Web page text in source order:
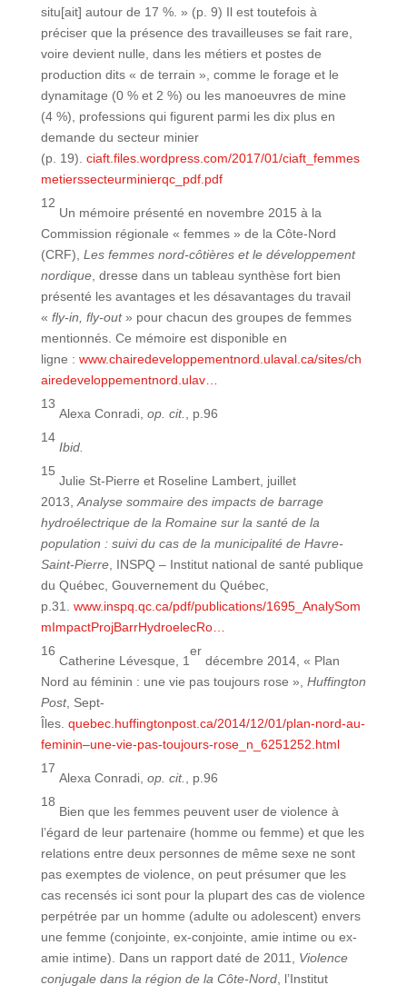
situ[ait] autour de 17 %. » (p. 9) Il est toutefois à
préciser que la présence des travailleuses se fait rare,
voire devient nulle, dans les métiers et postes de
production dits « de terrain », comme le forage et le
dynamitage (0 % et 2 %) ou les manoeuvres de mine
(4 %), professions qui figurent parmi les dix plus en
demande du secteur minier
(p. 19). ciaft.files.wordpress.com/2017/01/ciaft_femmes
metierssecteurminierqc_pdf.pdf
12
Un mémoire présenté en novembre 2015 à la
Commission régionale « femmes » de la Côte-Nord
(CRF), Les femmes nord-côtières et le développement
nordique, dresse dans un tableau synthèse fort bien
présenté les avantages et les désavantages du travail
« fly-in, fly-out» pour chacun des groupes de femmes
mentionnés. Ce mémoire est disponible en
ligne : www.chairedeveloppementnord.ulaval.ca/sites/ch
airedeveloppementnord.ulav…
13
Alexa Conradi, op. cit., p.96
14
Ibid.
15
Julie St-Pierre et Roseline Lambert, juillet
2013,Analyse sommaire des impacts de barrage
hydroélectrique de la Romaine sur la santé de la
population : suivi du cas de la municipalité de Havre-
Saint-Pierre, INSPQ – Institut national de santé publique
du Québec, Gouvernement du Québec,
p.31. www.inspq.qc.ca/pdf/publications/1695_AnalySom
mImpactProjBarrHydroelecRo…
16
Catherine Lévesque, 1
er
décembre 2014, « Plan
Nord au féminin : une vie pas toujours rose », Huffington
Post, Sept-
Îles. quebec.huffingtonpost.ca/2014/12/01/plan-nord-au-
feminin–une-vie-pas-toujours-rose_n_6251252.html
17
Alexa Conradi, op. cit., p.96
18
Bien que les femmes peuvent user de violence à
l’égard de leur partenaire (homme ou femme) et que les
relations entre deux personnes de même sexe ne sont
pas exemptes de violence, on peut présumer que les
cas recensés ici sont pour la plupart des cas de violence
perpétrée par un homme (adulte ou adolescent) envers
une femme (conjointe, ex-conjointe, amie intime ou ex-
amie intime). Dans un rapport daté de 2011, Violence
conjugale dans la région de la Côte-Nord, l’Institut